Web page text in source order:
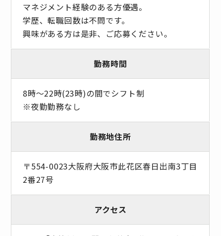
マネジメント経験のある方優遇。
学歴、転職回数は不問です。
興味がある方は是非、ご応募ください。
勤務時間
8時～22時(23時)の間でシフト制
※夜勤勤務なし
勤務地住所
〒554-0023大阪府大阪市此花区春日出南3丁目
2番27号
アクセス